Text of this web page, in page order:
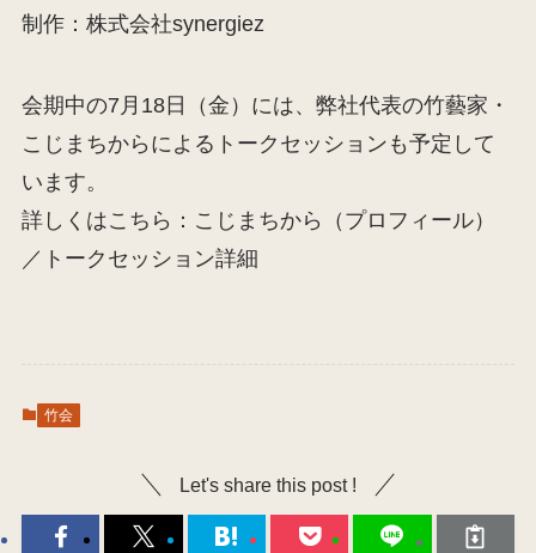
制作：株式会社synergiez
会期中の7月18日（金）には、弊社代表の竹藝家・
こじまちからによるトークセッションも予定して
います。
詳しくはこちら：こじまちから（ プロフィール）
／ トークセッション詳細
竹会
Let's share this post !